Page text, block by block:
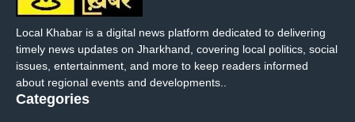
Local Khabar is a digital news platform dedicated to delivering
timely news updates on Jharkhand, covering local politics, social
issues, entertainment, and more to keep readers informed
about regional events and developments..
Categories